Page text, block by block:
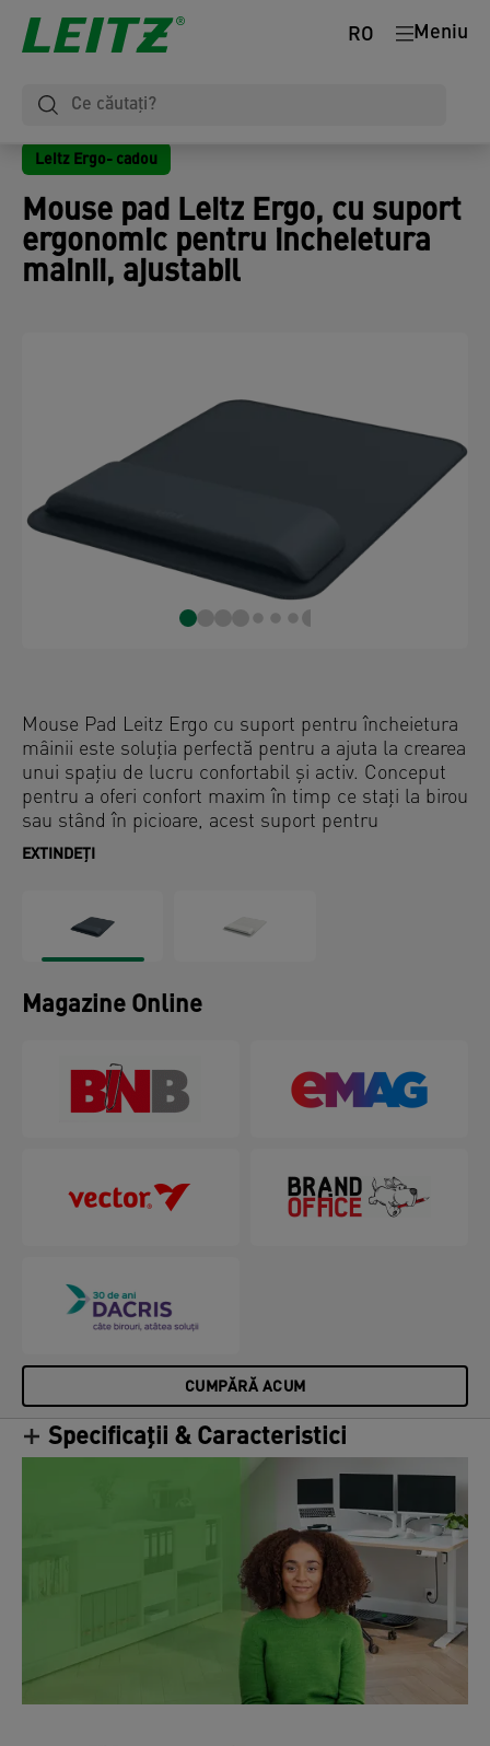
Meniu
RO
Leitz Ergo- cadou
Mouse pad Leitz Ergo, cu suport
ergonomic pentru incheietura
mainii, ajustabil
Mouse Pad Leitz Ergo cu suport pentru încheietura
mâinii este soluția perfectă pentru a ajuta la crearea
unui spațiu de lucru confortabil și activ. Conceput
pentru a oferi confort maxim în timp ce stați la birou
sau stând în picioare, acest suport pentru
încheietura mâinii certificat de IGR (Institute for
pentru moușii cu laser. Covorașul mouse pad-ului
are 2 setări de înălțime și căptușeală cu spumă
pentru a asigura alinierea corectă a încheieturii și
pentru a reduce riscul de leziuni repetate prin efort.
Cu designul său minimalist și finisajul mat, acest
asupra bunăstării, creând fără efort configurația
perfectă de lucru activ. Combinați cu alte produse
Leitz Ergo pentru un spațiu de lucru primitor și
EXTINDEȚI
Magazine Online
CUMPĂRĂ ACUM
Specificații & Caracteristici